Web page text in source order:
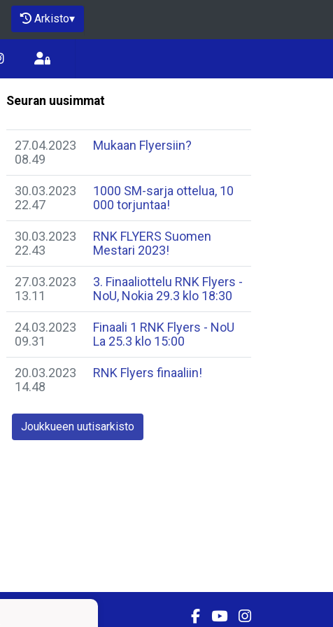
Arkisto▾
Seuran uusimmat
27.04.2023
08.49
Mukaan Flyersiin?
30.03.2023
22.47
1000 SM-sarja ottelua, 10
000 torjuntaa!
30.03.2023
22.43
RNK FLYERS Suomen
Mestari 2023!
27.03.2023
13.11
3. Finaaliottelu RNK Flyers -
NoU, Nokia 29.3 klo 18:30
24.03.2023
09.31
Finaali 1 RNK Flyers - NoU
La 25.3 klo 15:00
20.03.2023
14.48
RNK Flyers finaaliin!
Joukkueen uutisarkisto